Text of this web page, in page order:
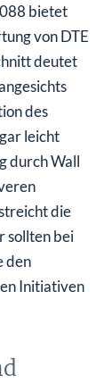
bietet
von DTE
deutet
des
leicht
durch Wall
die
sollten bei
den
Initiativen